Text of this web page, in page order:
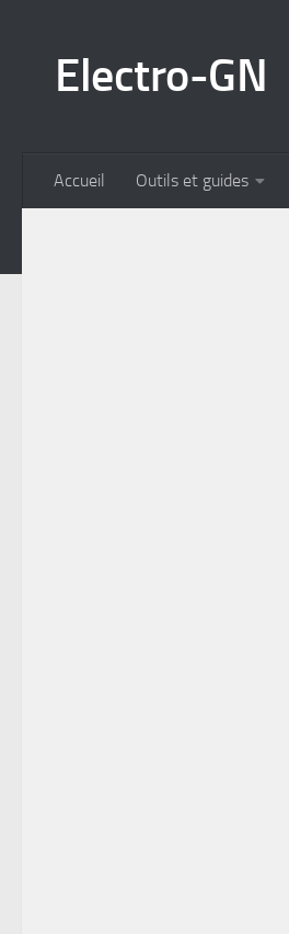
Electro-GN
Accueil Outils et guides